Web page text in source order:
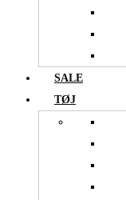
SALE
TØJ